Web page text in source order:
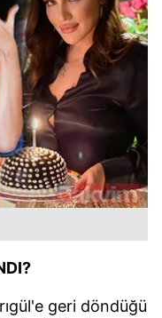
geri döndüğü